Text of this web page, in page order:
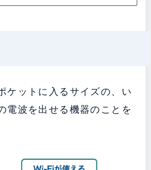
ケットに入るサイズの、い
電波を出せる機器のことを